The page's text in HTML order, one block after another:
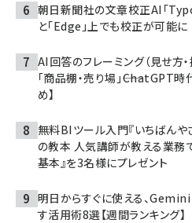
朝日新聞社の文章校正AI「
と「Edge」上でも校正が可能に
AI回答のフレーミング（見せ方
「商品棚・売り場」――ChatGPT
め】
無料BIツール入門『いちばん
の教本 人気講師が教える業務
基本』を3名様にプレゼント
明日からすぐに使える、
す活用術8選【週間ランキング】